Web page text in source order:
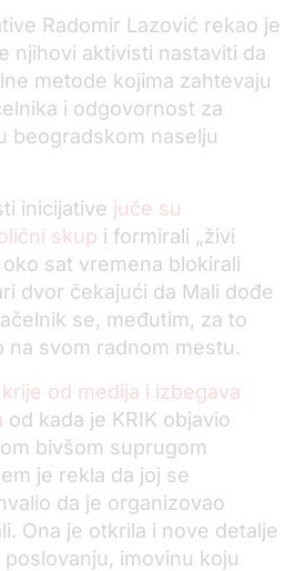
Radomir Lazović rekao je
njihovi aktivisti nastaviti da
metode kojima zahtevaju
i odgovornost za
beogradskom naselju
inicijative juče su
skup i formirali „živi
oko sat vremena blokirali
dvor čekajući da Mali dođe
se, međutim, za to
na svom radnom mestu.
krije od medija i izbegava
od kada je KRIK objavio
bivšom suprugom
je rekla da joj se
da je organizovao
Ona je otkrila i nove detalje
imovinu koju